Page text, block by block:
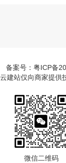
备案号： 粤ICP备
建站仅向商家提供
微信二维码